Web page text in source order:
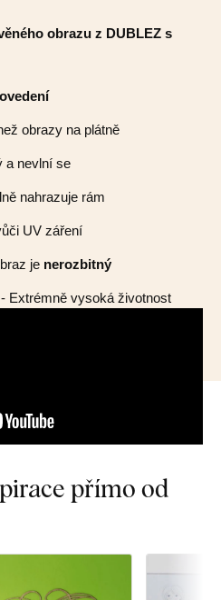
obrazu z DUBLEZ s
obrazy na plátně
a nevlní se
nahrazuje rám
UV záření
je nerozbitný
- Extrémně vysoká životnost
přímo od